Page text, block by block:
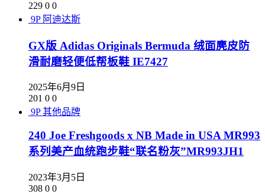
229 0 0
9P 阿迪达斯
GX版 Adidas Originals Bermuda 绒面麂皮防
滑耐磨轻便低帮板鞋 IE7427
2025年6月9日
201 0 0
9P 其他品牌
240 Joe Freshgoods x NB Made in USA MR993
系列美产血统跑步鞋“联名粉灰”MR993JH1
2023年3月5日
308 0 0